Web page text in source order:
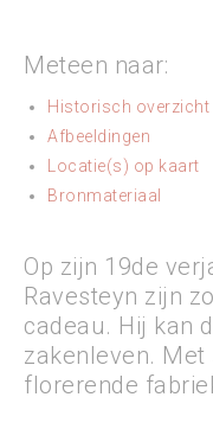
Meteen naar:
Historisch overzicht
Afbeeldingen
Locatie(s) op kaart
Bronmateriaal
Op zijn 19de
Ravesteyn zijn
cadeau. Hij kan
zakenleven.
florerende